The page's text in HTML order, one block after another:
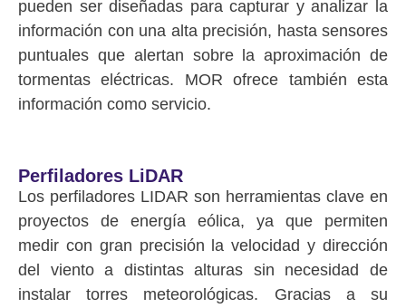
pueden ser diseñadas para capturar y analizar la
información con una alta precisión, hasta sensores
puntuales que alertan sobre la aproximación de
tormentas eléctricas. MOR ofrece también esta
información como servicio.
Perfiladores LiDAR
Los perfiladores LIDAR son herramientas clave en
proyectos de energía eólica, ya que permiten
medir con gran precisión la velocidad y dirección
del viento a distintas alturas sin necesidad de
instalar torres meteorológicas. Gracias a su